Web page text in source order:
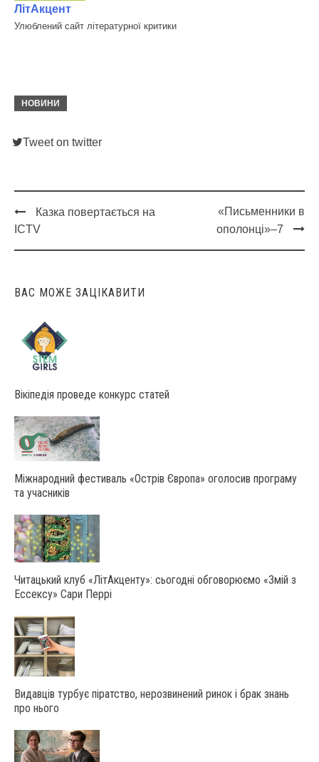
ЛітАкцент
Улюблений сайт літературної критики
НОВИНИ
Tweet on twitter
Post
navigation
Казка повертається на
ICTV
«Письменники в
ополонці»–7
ВАС МОЖЕ ЗАЦІКАВИТИ
Вікіпедія проведе конкурс статей
Міжнародний фестиваль «Острів Європа» оголосив програму
та учасників
Читацький клуб «ЛітАкценту»: сьогодні обговорюємо «Змій з
Ессексу» Сари Перрі
Видавців турбує піратство, нерозвинений ринок і брак знань
про нього